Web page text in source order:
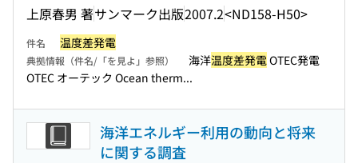
上原春男 著サンマーク出版2007.2<ND158-H50>
件名 温度差発電
典拠情報（件名/「を見よ」参照） 海洋温度差発電OTEC発電
OTEC オーテック Ocean therm...
海洋エネルギー利用の動向と将来
に関する調査